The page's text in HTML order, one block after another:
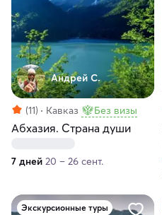
Андрей С.
(11) Кавказ Без визы
Абхазия. Страна души
7 дней 20 – 26 сент.
Экскурсионные туры